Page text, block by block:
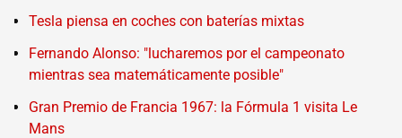
Tesla piensa en coches con baterías mixtas
Fernando Alonso: "lucharemos por el campeonato
mientras sea matemáticamente posible"
Gran Premio de Francia 1967: la Fórmula 1 visita Le
Mans